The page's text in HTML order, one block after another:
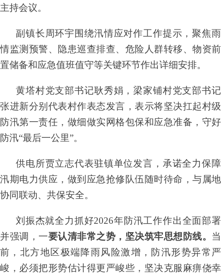
主持会议。
副镇长周环宇围绕汛情应对作工作提示，聚焦雨
情监测预警、隐患巡查排查、危险人群转移、物资前
置储备和应急值班值守等关键环节作出详细安排。
黄塔村党支部书记耿秀娟，梁家铺村党支部书记
张进新分别代表村作表态发言，表示将坚决扛起村级
防汛第一责任，做细做实网格包保和应急准备，守好
防汛“最后一公里”。
供电所贾立志代表驻镇单位发言，承诺全力保障
汛期电力供应，做到应急抢修队伍随时待命，与属地
协同联动、共保安全。
刘振杰就全力抓好2026年防汛工作作出全面部署
并强调， 一要认清非常之势，坚决筑牢思想防线。 当
前，北方地区极端降雨风险激增，防汛形势异常严
峻，必须把形势估计得更严峻些，坚决克服麻痹侥幸